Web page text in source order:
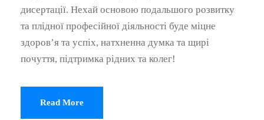
дисертації. Нехай основою подальшого розвитку
та плідної професійної діяльності буде міцне
здоров’я та успіх, натхненна думка та щирі
почуття, підтримка рідних та колег!
Read More